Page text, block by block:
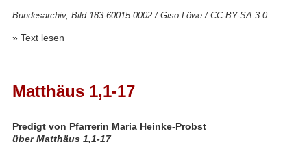
Bundesarchiv, Bild 183-60015-0002 / Giso Löwe / CC-BY-SA 3.0
» Text lesen
Matthäus 1,1-17
Predigt von Pfarrerin Maria Heinke-Probst
über Matthäus 1,1-17